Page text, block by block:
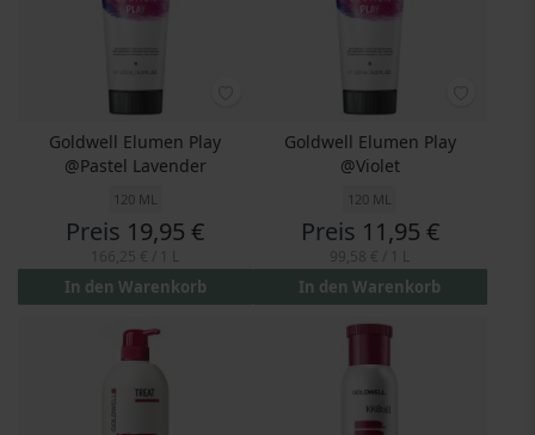
Goldwell Elumen Play
@Pastel Lavender
120 ML
Preis 19,95 €
In den Warenkorb
Goldwell Elumen Play
@Violet
120 ML
Preis 11,95 €
In den Warenkorb